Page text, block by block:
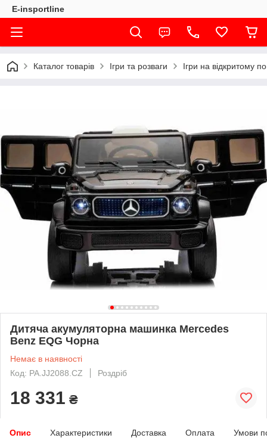
E-insportline
Каталог товарів Ігри та розваги Ігри на відкритому
Дитяча акумуляторна машинка Mercedes
Benz EQG Чорна
Немає в наявності
Код: PA.JJ2088.CZ
Роздріб
18 331 ₴
Опис Характеристики Доставка Оплата Умови